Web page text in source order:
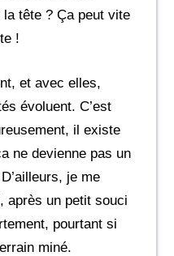
tête ? Ça peut vite
!
et avec elles,
évoluent. C’est
il existe
ne devienne pas un
je me
après un petit souci
pourtant si
miné.